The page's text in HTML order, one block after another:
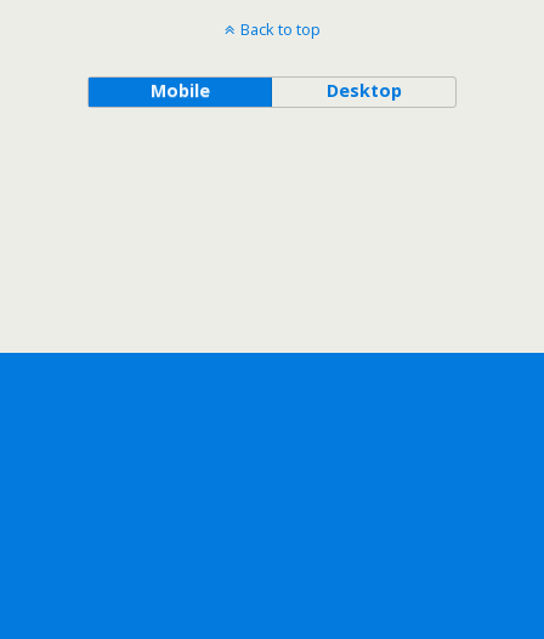
Back to top
Mobile Desktop